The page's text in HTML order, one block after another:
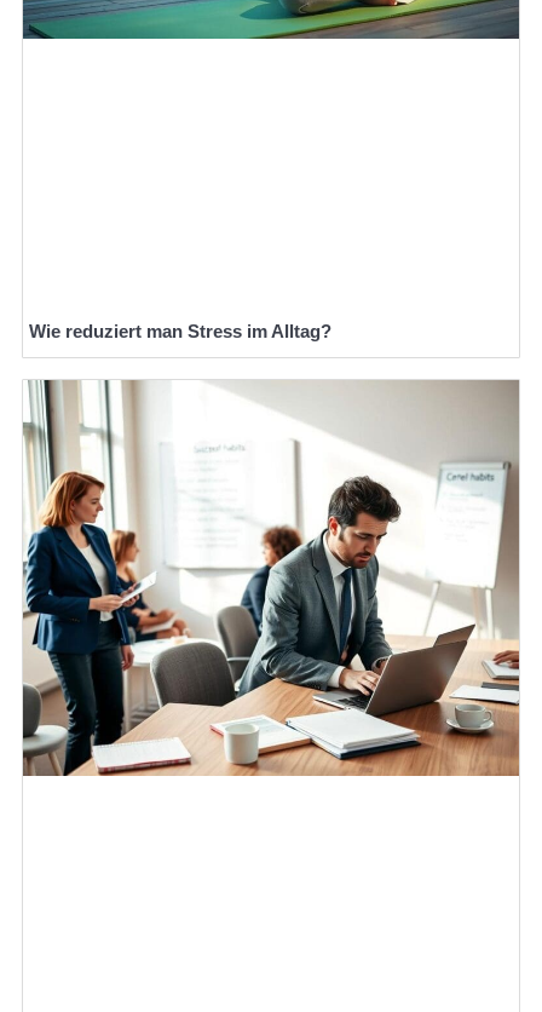
Wie reduziert man Stress im Alltag?